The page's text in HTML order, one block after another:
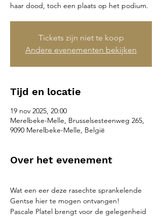
haar dood, toch een plaats op het podium.
Tickets zijn niet te koop
Andere evenementen bekijken
Tijd en locatie
19 nov 2025, 20:00
Merelbeke-Melle, Brusselsesteenweg 265,
9090 Merelbeke-Melle, België
Over het evenement
Wat een eer deze rasechte sprankelende
Gentse hier te mogen ontvangen!
Pascale Platel brengt voor de gelegenheid